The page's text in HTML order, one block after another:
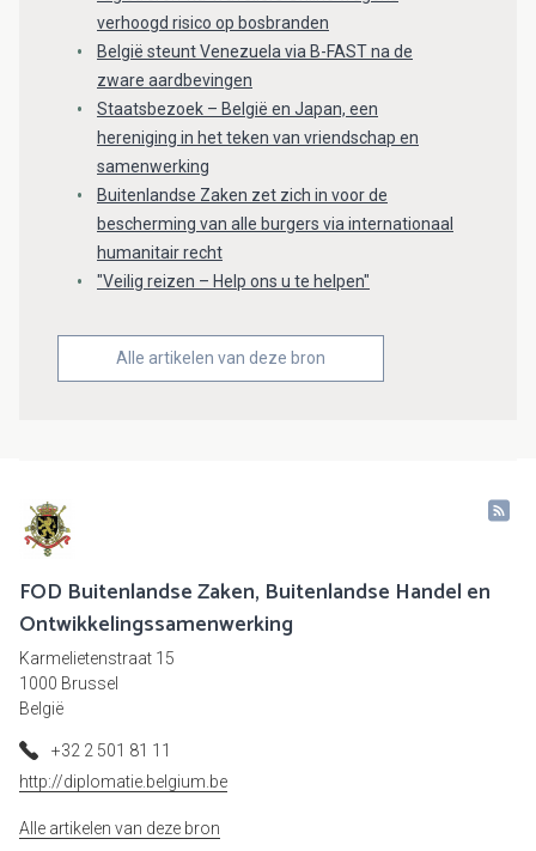
verhoogd risico op bosbranden
België steunt Venezuela via B-FAST na de
zware aardbevingen
Staatsbezoek – België en Japan, een
hereniging in het teken van vriendschap en
samenwerking
Buitenlandse Zaken zet zich in voor de
bescherming van alle burgers via internationaal
humanitair recht
"Veilig reizen – Help ons u te helpen"
Alle artikelen van deze bron
FOD Buitenlandse Zaken, Buitenlandse Handel en
Ontwikkelingssamenwerking
Karmelietenstraat 15
1000 Brussel
België
+32 2 501 81 11
http://diplomatie.belgium.be
Alle artikelen van deze bron